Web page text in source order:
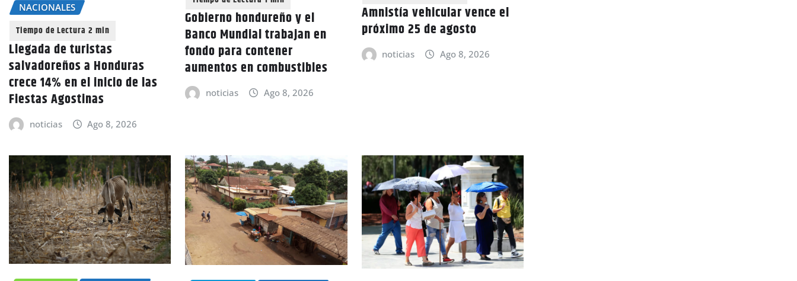
NACIONALES
Llegada de turistas
salvadoreños a Honduras
crece 14% en el inicio de las
Fiestas Agostinas
noticias Ago 8, 2026
Gobierno hondureño y el
Banco Mundial trabajan en
fondo para contener
aumentos en combustibles
noticias Ago 8, 2026
Amnistía vehicular vence el
próximo 25 de agosto
noticias Ago 8, 2026